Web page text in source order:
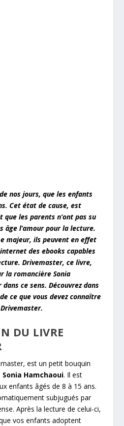
nos jours, que les enfants
Cet état de cause, est
les parents n’ont pas su
âge l’amour pour la lecture.
majeur, ils peuvent en effet
des ebooks capables
Drivemaster, ce livre,
la romancière Sonia
ce sens. Découvrez dans
ce que vous devez connaître
DU LIVRE
est un petit bouquin
Hamchaoui. Il est
enfants âgés de 8 à 15 ans.
subjugués par
Après la lecture de celui-ci,
vos enfants adoptent